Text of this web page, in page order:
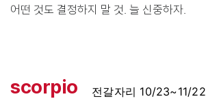
어떤 것도 결정하지 말 것. 늘 신중하자.
scorpio
전갈자리 10/23~11/22